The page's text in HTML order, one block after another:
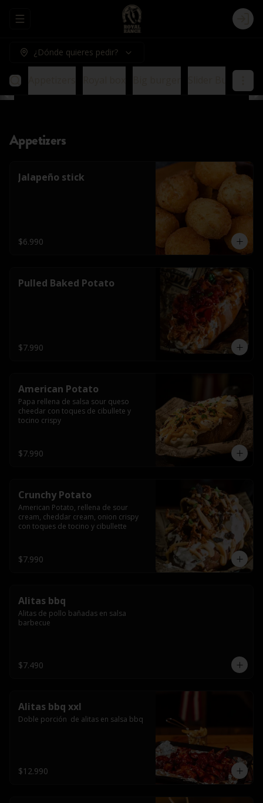
Abrir menu de navegación Login
¿Dónde quieres pedir?
Appetizers
Jalapeño stick
$6.990
Pulled Baked Potato
$7.990
American Potato
Papa rellena de salsa sour queso
cheedar con toques de cibullete y
tocino crispy
$7.990
Crunchy Potato
American Potato, rellena de sour
cream, cheddar cream, onion crispy
con toques de tocino y cibullette
$7.990
Alitas bbq
Alitas de pollo bañadas en salsa
barbecue
$7.490
Alitas bbq xxl
Doble porción  de alitas en salsa bbq
$12.990